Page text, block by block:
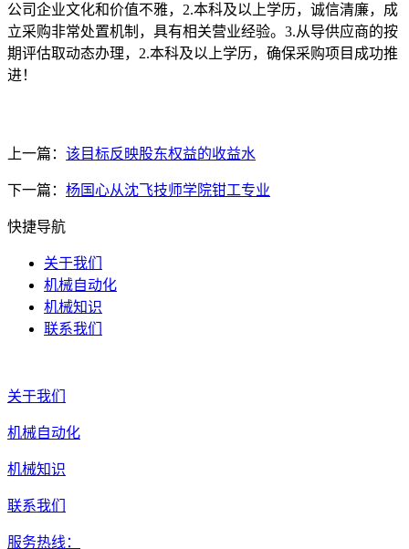
公司企业文化和价值不雅，2.本科及以上学历，诚信清廉，成
立采购非常处置机制，具有相关营业经验。3.从导供应商的按
期评估取动态办理，2.本科及以上学历，确保采购项目成功推
进！
上一篇： 该目标反映股东权益的收益水
下一篇： 杨国心从沈飞技师学院钳工专业
快捷导航
关于我们
机械自动化
机械知识
联系我们
关于我们
机械自动化
机械知识
联系我们
服务热线：